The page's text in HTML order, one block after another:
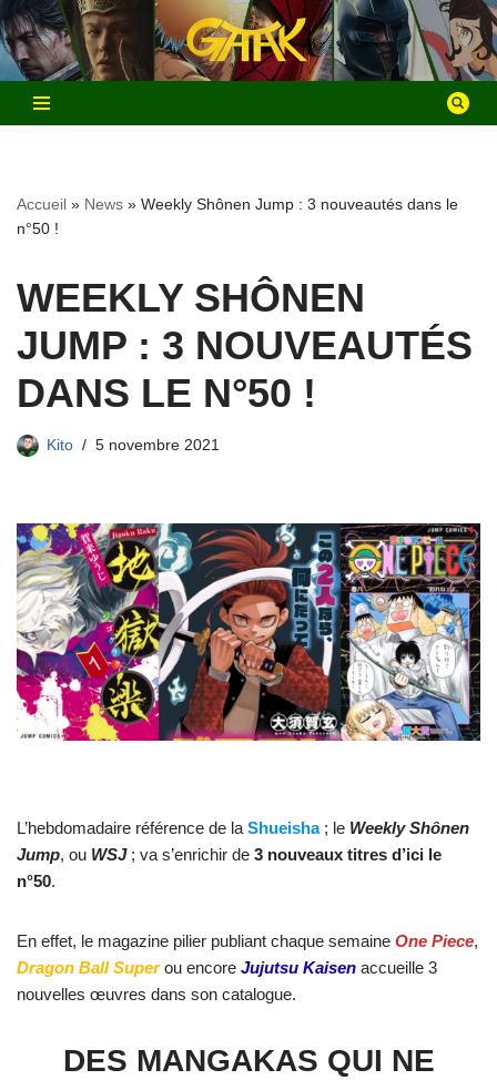
Aller
au
contenu
Accueil » News » Weekly Shônen Jump : 3 nouveautés dans le
n°50 !
WEEKLY SHÔNEN
JUMP : 3 NOUVEAUTÉS
DANS LE N°50 !
Kito 5 novembre 2021
L’hebdomadaire référence de laShueisha ; le Weekly Shônen
Jump, ou WSJ ; va s’enrichir de 3 nouveaux titres d’ici le
n°50.
En effet, le magazine pilier publiant chaque semaine One Piece,
Dragon Ball Superou encore Jujutsu Kaisen accueille 3
nouvelles œuvres dans son catalogue.
DES MANGAKAS QUI NE